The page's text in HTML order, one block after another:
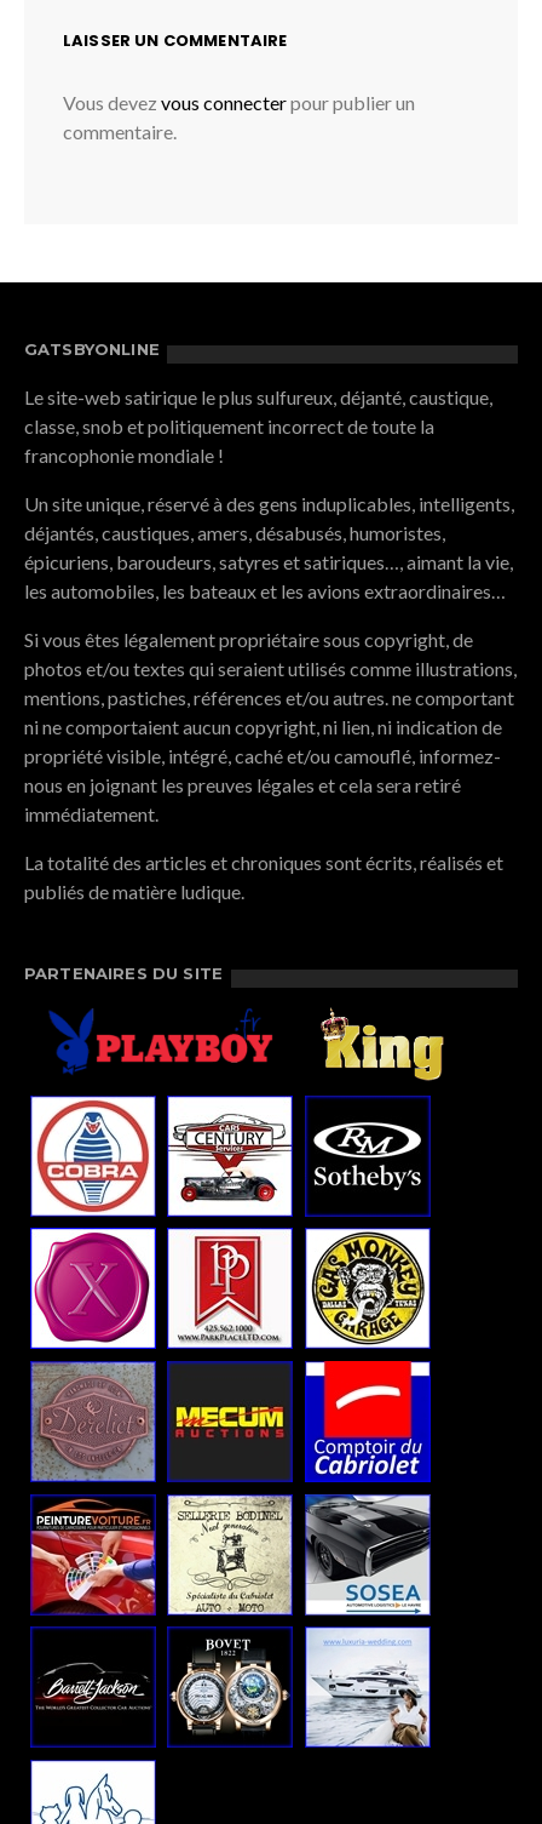
LAISSER UN COMMENTAIRE
Vous devez vous connecterpour publier un
commentaire.
GATSBYONLINE
Le site-web satirique le plus sulfureux, déjanté, caustique,
classe, snob et politiquement incorrect de toute la
francophonie mondiale !
Un site unique, réservé à des gens induplicables, intelligents,
déjantés, caustiques, amers, désabusés, humoristes,
épicuriens, baroudeurs, satyres et satiriques…, aimant la vie,
les automobiles, les bateaux et les avions extraordinaires…
Si vous êtes légalement propriétaire sous copyright, de
photos et/ou textes qui seraient utilisés comme illustrations,
mentions, pastiches, références et/ou autres. ne comportant
ni ne comportaient aucun copyright, ni lien, ni indication de
propriété visible, intégré, caché et/ou camouflé, informez-
nous en joignant les preuves légales et cela sera retiré
immédiatement.
La totalité des articles et chroniques sont écrits, réalisés et
publiés de matière ludique.
PARTENAIRES DU SITE